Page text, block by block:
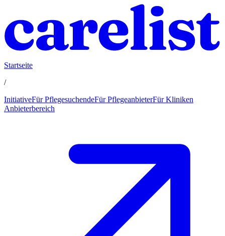
Startseite
/
InitiativeFür PflegesuchendeFür PflegeanbieterFür Kliniken
Anbieterbereich